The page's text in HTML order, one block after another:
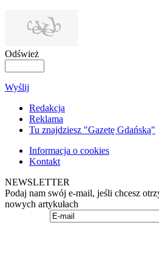
Odśwież
Wyślij
Redakcja
Reklama
Tu znajdziesz "Gazetę Gdańską"
Informacja o cookies
Kontakt
NEWSLETTER
Podaj nam swój e-mail, jeśli chcesz
nowych artykułach